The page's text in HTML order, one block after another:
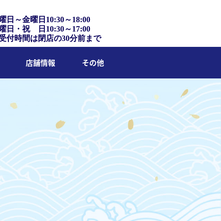
日～金曜日10:30～18:00
日・祝 日10:30～17:00
付時間は閉店の30分前まで
店舗情報 その他